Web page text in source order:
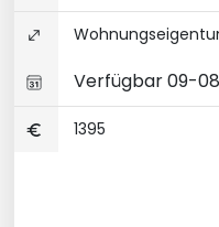
Verfügbar 09-
1395